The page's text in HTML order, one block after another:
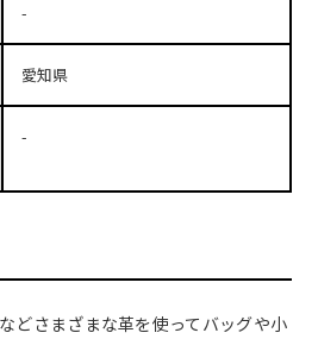
-
愛知県
-
どさまざまな革を使ってバッグや小